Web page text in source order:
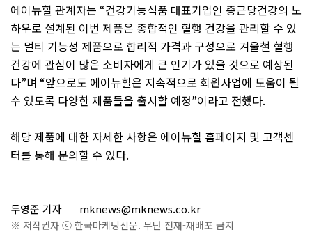
에이뉴힐 관계자는 “건강기능식품 대표기업인 종근당건강의 노
하우로 설계된 이번 제품은 종합적인 혈행 건강을 관리할 수 있
는 멀티 기능성 제품으로 합리적 가격과 구성으로 겨울철 혈행
건강에 관심이 많은 소비자에게 큰 인기가 있을 것으로 예상된
다”며 “앞으로도 에이뉴힐은 지속적으로 회원사업에 도움이 될
수 있도록 다양한 제품들을 출시할 예정”이라고 전했다.
해당 제품에 대한 자세한 사항은 에이뉴힐 홈페이지 및 고객센
터를 통해 문의할 수 있다.
두영준 기자 mknews@mknews.co.kr
※ 저작권자 ⓒ 한국마케팅신문. 무단 전재-재배포 금지